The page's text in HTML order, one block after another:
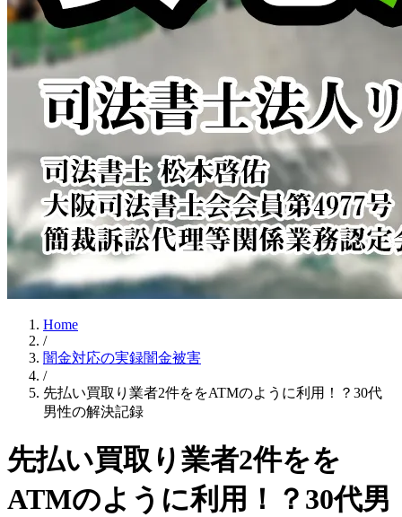
Home
/
闇金対応の実録闇金被害
/
先払い買取り業者2件ををATMのように利用！？30代
男性の解決記録
先払い買取り業者2件をを
ATMのように利用！？30代男